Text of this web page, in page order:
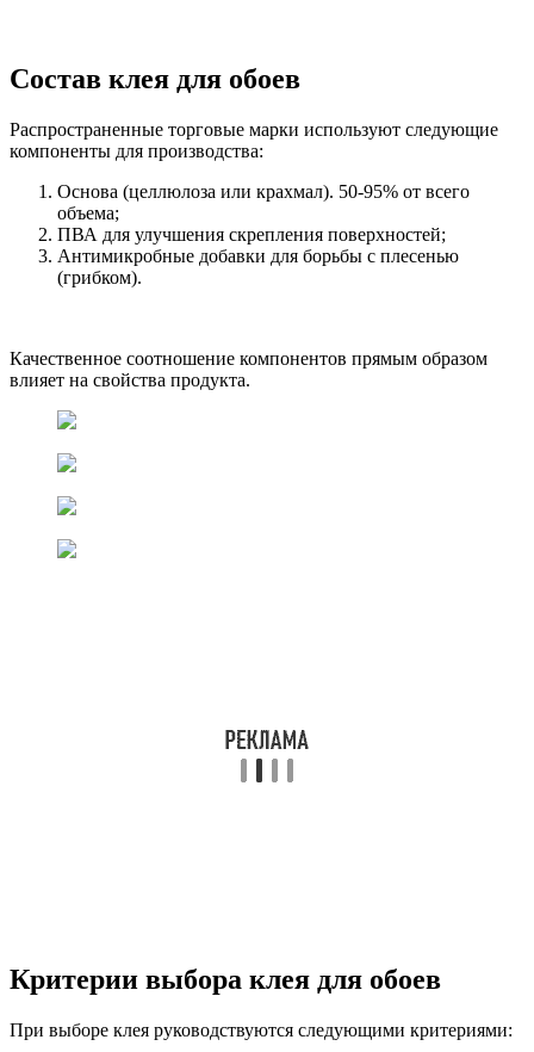
Состав клея для обоев
Распространенные торговые марки используют следующие
компоненты для производства:
Основа (целлюлоза или крахмал). 50-95% от всего
объема;
ПВА для улучшения скрепления поверхностей;
Антимикробные добавки для борьбы с плесенью
(грибком).
Качественное соотношение компонентов прямым образом
влияет на свойства продукта.
Критерии выбора клея для обоев
При выборе клея руководствуются следующими критериями: